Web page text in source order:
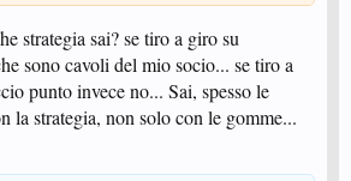
strategia sai? se tiro a giro su
sono cavoli del mio socio... se tiro a
punto invece no... Sai, spesso le
la strategia, non solo con le gomme...